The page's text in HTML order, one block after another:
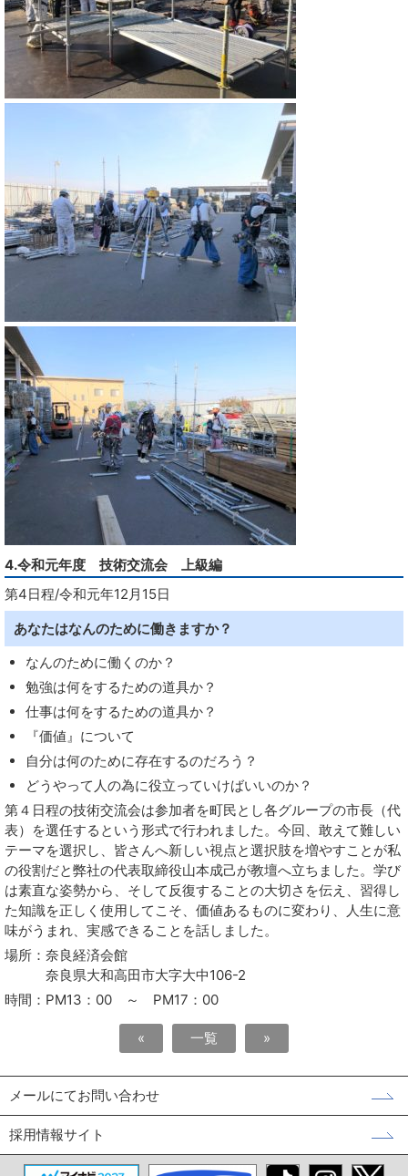
4.令和元年度 技術交流会 上級編
第4日程/令和元年12月15日
あなたはなんのために働きますか？
なんのために働くのか？
勉強は何をするための道具か？
仕事は何をするための道具か？
『価値』について
自分は何のために存在するのだろう？
どうやって人の為に役立っていけばいいのか？
第４日程の技術交流会は参加者を町民とし各グループの市長（代
表）を選任するという形式で行われました。今回、敢えて難しい
テーマを選択し、皆さんへ新しい視点と選択肢を増やすことが私
の役割だと弊社の代表取締役山本成己が教壇へ立ちました。学び
は素直な姿勢から、そして反復することの大切さを伝え、習得し
た知識を正しく使用してこそ、価値あるものに変わり、人生に意
味がうまれ、実感できることを話しました。
場所：奈良経済会館
奈良県大和高田市大字大中106-2
時間：PM13：00 ～ PM17：00
« 一覧 »
メールにてお問い合わせ
採用情報サイト